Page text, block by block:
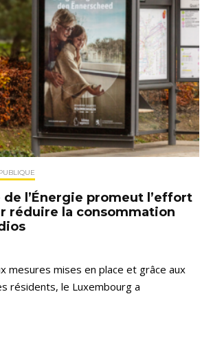
l’Énergie promeut l’effort
réduire la consommation
mesures mises en place et grâce aux
résidents, le Luxembourg a